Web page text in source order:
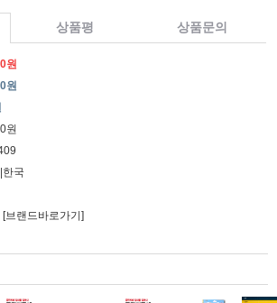
상품평 상품문의
원
원
원
한국
[브랜드바로가기]